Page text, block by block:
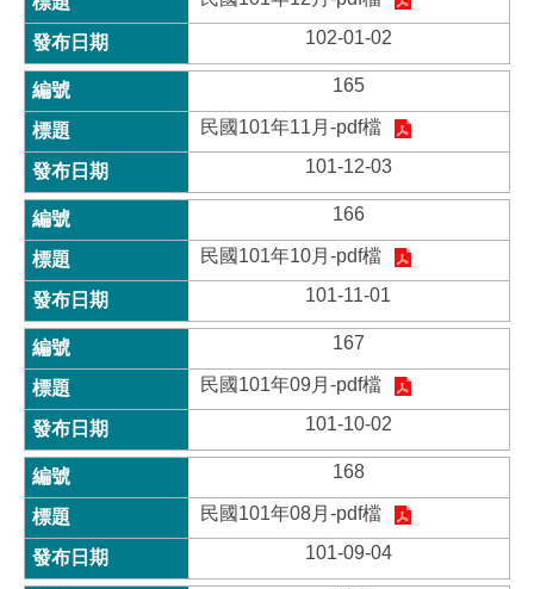
102-01-02
165
民國101年11月-pdf檔
101-12-03
166
民國101年10月-pdf檔
101-11-01
167
民國101年09月-pdf檔
101-10-02
168
民國101年08月-pdf檔
101-09-04